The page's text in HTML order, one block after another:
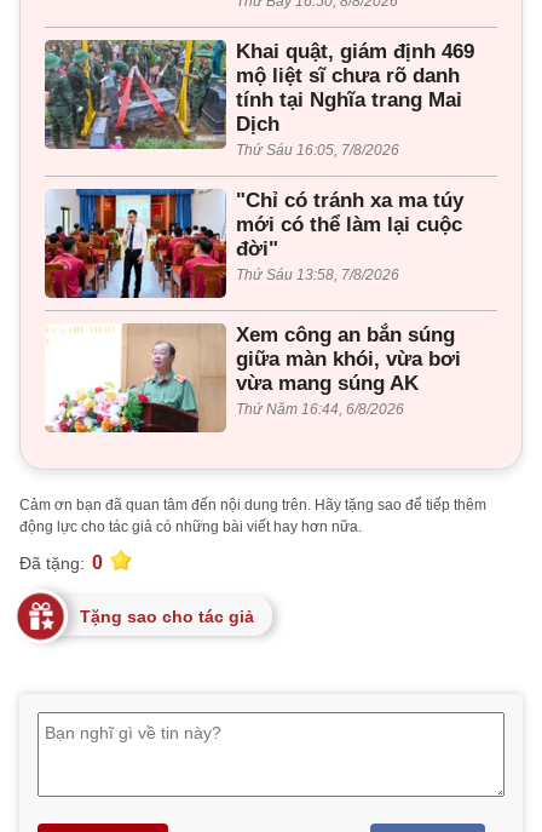
Khai quật, giám định 469
mộ liệt sĩ chưa rõ danh
tính tại Nghĩa trang Mai
Dịch
Thứ Sáu 16:05, 7/8/2026
"Chỉ có tránh xa ma túy
mới có thể làm lại cuộc
đời"
Thứ Sáu 13:58, 7/8/2026
Xem công an bắn súng
giữa màn khói, vừa bơi
vừa mang súng AK
Thứ Năm 16:44, 6/8/2026
Cảm ơn bạn đã quan tâm đến nội dung trên. Hãy tặng sao để tiếp thêm
động lực cho tác giả có những bài viết hay hơn nữa.
Đã tặng: 0
Tặng sao cho tác giả